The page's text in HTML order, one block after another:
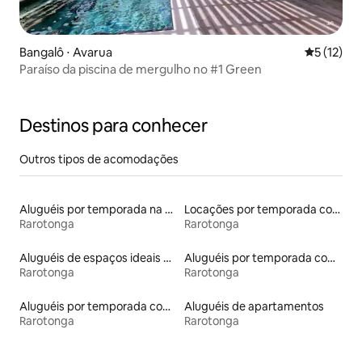
Bangalô ⋅ Avarua 5 de uma
5 (12)
Paraíso da piscina de mergulho no #1 Green
Destinos para conhecer
Outros tipos de acomodações
Aluguéis por temporada na orla
Rarotonga
Locações por temporada com piscina
Rarotonga
Aluguéis de espaços ideais para famílias
Rarotonga
Aluguéis por temporada com caiaque
Rarotonga
Aluguéis por temporada com acesso à praia
Rarotonga
Aluguéis de apartamentos
Rarotonga